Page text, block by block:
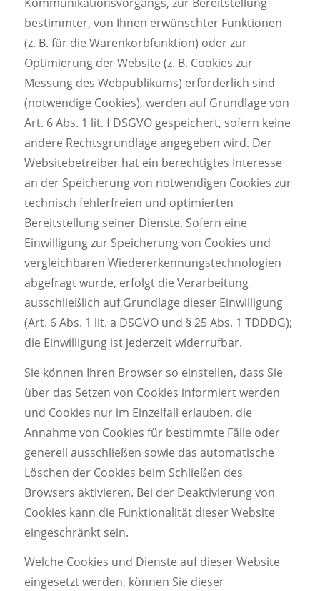
bestimmter, von Ihnen erwünschter Funktionen
(z. B. für die Warenkorbfunktion) oder zur
Optimierung der Website (z. B. Cookies zur
Messung des Webpublikums) erforderlich sind
(notwendige Cookies), werden auf Grundlage von
Art. 6 Abs. 1 lit. f DSGVO gespeichert, sofern keine
andere Rechtsgrundlage angegeben wird. Der
Websitebetreiber hat ein berechtigtes Interesse
an der Speicherung von notwendigen Cookies zur
technisch fehlerfreien und optimierten
Bereitstellung seiner Dienste. Sofern eine
Einwilligung zur Speicherung von Cookies und
vergleichbaren Wiedererkennungstechnologien
abgefragt wurde, erfolgt die Verarbeitung
ausschließlich auf Grundlage dieser Einwilligung
(Art. 6 Abs. 1 lit. a DSGVO und § 25 Abs. 1 TDDDG);
die Einwilligung ist jederzeit widerrufbar.
Sie können Ihren Browser so einstellen, dass Sie
über das Setzen von Cookies informiert werden
und Cookies nur im Einzelfall erlauben, die
Annahme von Cookies für bestimmte Fälle oder
generell ausschließen sowie das automatische
Löschen der Cookies beim Schließen des
Browsers aktivieren. Bei der Deaktivierung von
Cookies kann die Funktionalität dieser Website
eingeschränkt sein.
Welche Cookies und Dienste auf dieser Website
eingesetzt werden, können Sie dieser